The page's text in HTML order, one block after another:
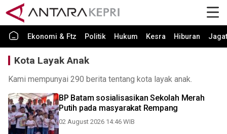
Ekonomi & Ftz Politik Hukum Kesra Hiburan Jagat
Kota Layak Anak
Kami mempunyai 290 berita tentang kota layak anak.
BP Batam sosialisasikan Sekolah Merah
Putih pada masyarakat Rempang
02 August 2026 14:46 WIB